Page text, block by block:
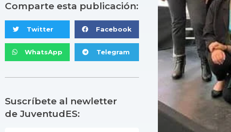
Comparte esta publicación:
Twitter Facebook
WhatsApp Telegram
Suscríbete al newletter
de JuventudES: